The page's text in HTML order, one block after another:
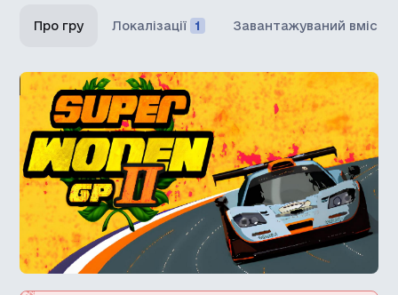
Про гру Локалізації 1 Завантажуваний вміст